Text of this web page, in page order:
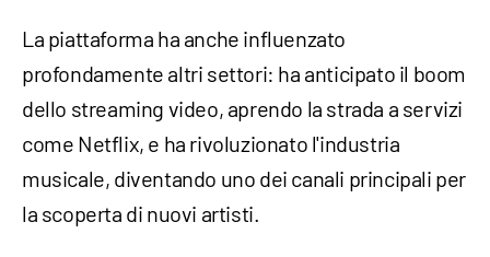
La piattaforma ha anche influenzato
profondamente altri settori: ha anticipato il boom
dello streaming video, aprendo la strada a servizi
come Netflix, e ha rivoluzionato l'industria
musicale, diventando uno dei canali principali per
la scoperta di nuovi artisti.